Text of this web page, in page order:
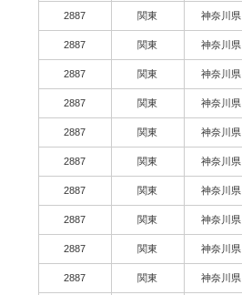
2887 関東 神奈川県
2887 関東 神奈川県
2887 関東 神奈川県
2887 関東 神奈川県
2887 関東 神奈川県
2887 関東 神奈川県
2887 関東 神奈川県
2887 関東 神奈川県
2887 関東 神奈川県
2887 関東 神奈川県